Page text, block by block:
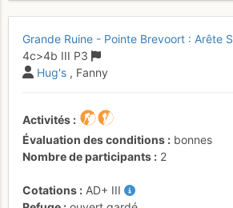
Grande Ruine - Pointe Brevoort : Arête S
4c>4b III P3
Hug's , Fanny
Activités
Évaluation des conditions
bonnes
Nombre de participants
2
Cotations AD+ III